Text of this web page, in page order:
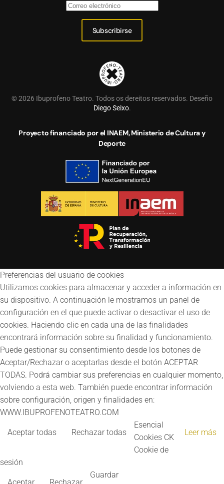
Subscribirse
©2026 Ibuprofeno Teatro. Todos os dereitos reservados. Deseño
Diego Seixo.
Proyecto financiado por el INAEM, Ministerio de Cultura y
Deporte
Preferencias del usuario de cookies
Utilizamos cookies para almacenar y acceder a información en
su dispositivo. A continuación le mostramos un panel de
configuración en el que puede activar o desactivar el uso de
cookies. Haciendo clic en cada una de las finalidades
encontrará información sobre su finalidad y funcionamiento.
Puede gestionar su consentimiento desde los botones de
Aceptar/Rechazar o aceptarlas desde el botón ACEPTAR
TODAS. Podrá cambiar sus preferencias en cualquier momento,
volviendo a esta web. También puede encontrar información
sobre configuración, origen y finalidades en:
WWW.IBUPROFENOTEATRO.COM
Aceptar todas Rechazar todas Leer más
Esencial
Cookies CK
Cookie de
sesión
Guardar